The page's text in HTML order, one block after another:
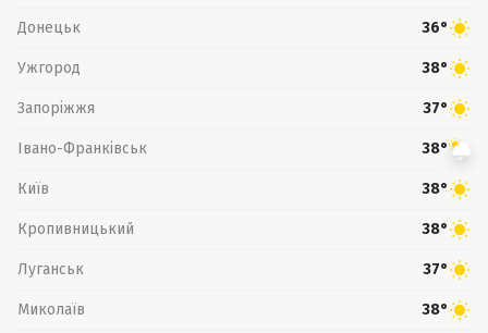
Донецьк 36°
Ужгород 38°
Запоріжжя 37°
Івано-Франківськ 38°
Київ 38°
Кропивницький 38°
Луганськ 37°
Миколаїв 38°